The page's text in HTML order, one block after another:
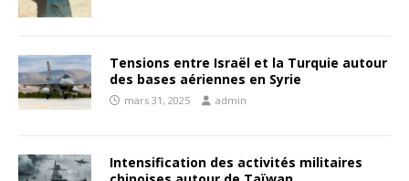
Tensions entre Israël et la Turquie autour
des bases aériennes en Syrie
mars 31, 2025 admin
Intensification des activités militaires